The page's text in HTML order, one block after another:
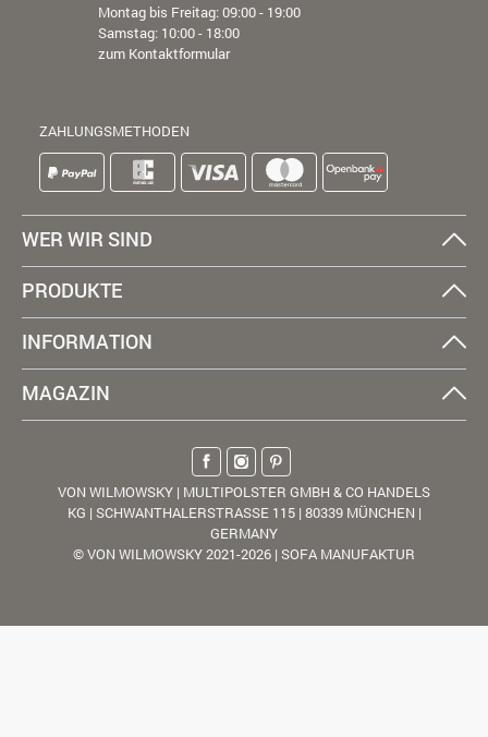
Montag bis Freitag: 09:00 - 19:00
Samstag: 10:00 - 18:00
zum Kontaktformular
ZAHLUNGSMETHODEN
WER WIR SIND
PRODUKTE
INFORMATION
MAGAZIN
VON WILMOWSKY | MULTIPOLSTER GMBH & CO HANDELS
KG | SCHWANTHALERSTRASSE 115 | 80339 MÜNCHEN |
GERMANY
© VON WILMOWSKY 2021-2026 | SOFA MANUFAKTUR